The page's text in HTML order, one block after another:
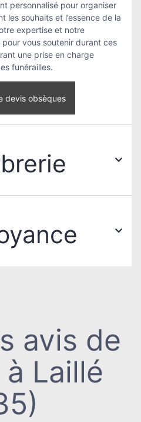
personnalisé pour organiser
les souhaits et l’essence de la
expertise et notre
pour vous soutenir durant ces
une prise en charge
funérailles.
Demande de devis obsèques
avis de
Laillé